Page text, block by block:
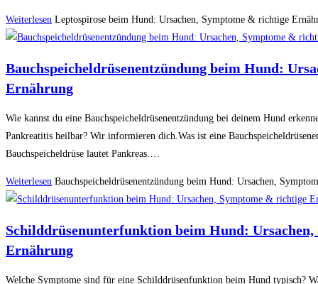
Weiterlesen Leptospirose beim Hund: Ursachen, Symptome & richtige
Bauchspeicheldrüsenentzündung beim Hund:
Ernährung
Wie kannst du eine Bauchspeicheldrüsenentzündung bei deinem Hund
Pankreatitis heilbar? Wir informieren dich.Was ist eine
Bauchspeicheldrüse lautet Pankreas.…
Weiterlesen Bauchspeicheldrüsenentzündung beim Hund: Ursachen,
Schilddrüsenunterfunktion beim Hund:
Ernährung
Welche Symptome sind für eine Schilddrüsenfunktion beim Hund typisch?